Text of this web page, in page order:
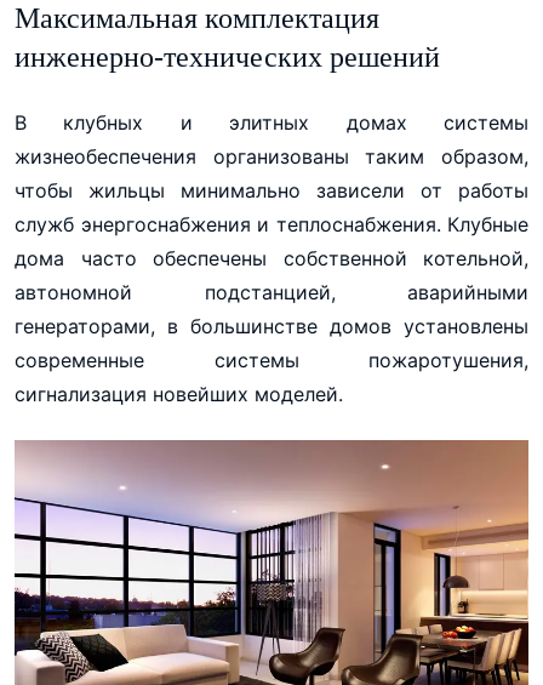
Максимальная комплектация
инженерно-технических решений
В клубных и элитных домах системы
жизнеобеспечения организованы таким образом,
чтобы жильцы минимально зависели от работы
служб энергоснабжения и теплоснабжения. Клубные
дома часто обеспечены собственной котельной,
автономной подстанцией, аварийными
генераторами, в большинстве домов установлены
современные системы пожаротушения,
сигнализация новейших моделей.